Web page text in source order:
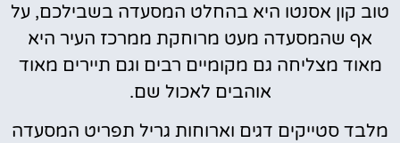
טוב קון אסנטו היא בהחלט המסעדה בשבילכם, על
אף שהמסעדה מעט מרוחקת ממרכז העיר היא
מאוד מצליחה גם מקומיים רבים וגם תיירים מאוד
אוהבים לאכול שם.
מלבד סטייקים דגים וארוחות גריל תפריט המסעדה